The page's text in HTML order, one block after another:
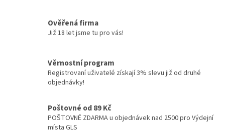
d
í
p
v
Ověřená firma
Již 18 let jsme tu pro vás!
Věrnostní program
Registrovaní uživatelé získají 3% slevu již od druhé
objednávky!
Poštovné od 89 Kč
POŠTOVNÉ ZDARMA u objednávek nad 2500 pro Výdejní
místa GLS